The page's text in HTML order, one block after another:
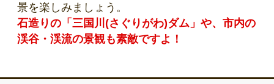
景を楽しみましょう。
石造りの「三国川(さぐりがわ)ダム」や、市内の
渓谷・渓流の景観も素敵ですよ！